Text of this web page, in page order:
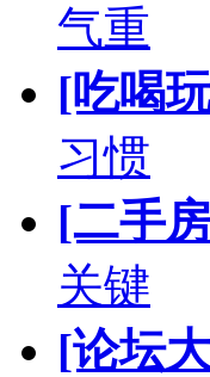
气重
[吃喝
习惯
[二手
关键
[论坛